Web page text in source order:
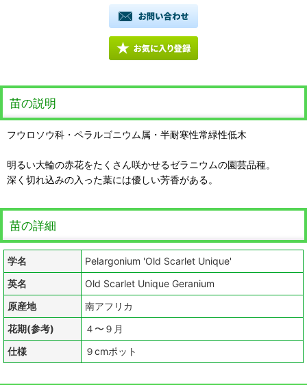
苗の説明
フウロソウ科・ペラルゴニウム属・半耐寒性常緑性低木
明るい大輪の赤花をたくさん咲かせるゼラニウムの園芸品種。
深く切れ込みの入った葉には優しい芳香がある。
苗の詳細
学名
Pelargonium 'Old Scarlet Unique'
英名
Old Scarlet Unique Geranium
原産地
南アフリカ
花期(参考)
４〜９月
仕様
９cmポット